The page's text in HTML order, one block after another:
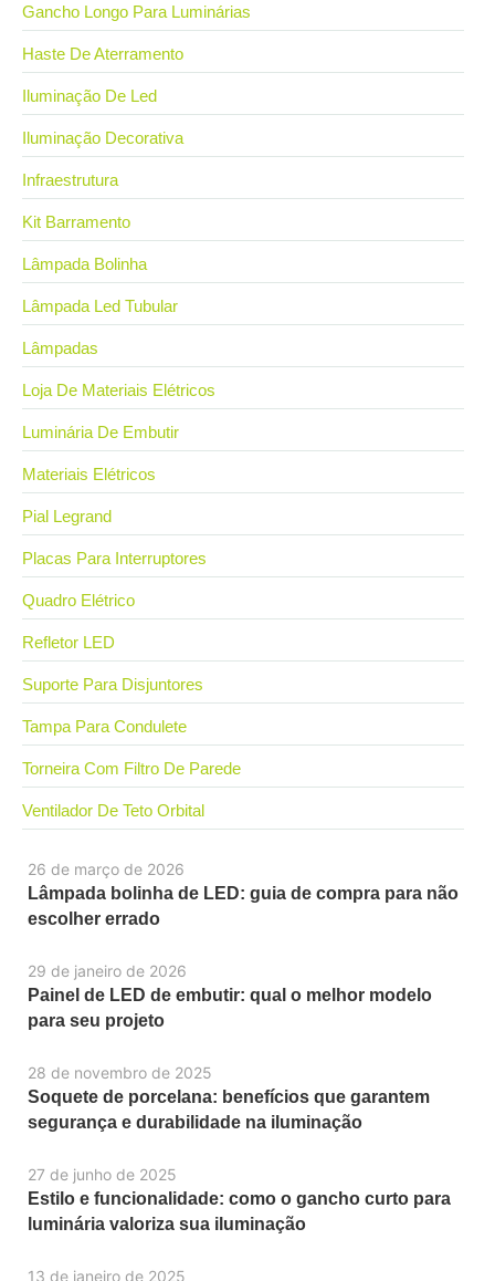
26 de março de 2026
Lâmpada bolinha de LED: guia de compra para não
escolher errado
29 de janeiro de 2026
Painel de LED de embutir: qual o melhor modelo
para seu projeto
28 de novembro de 2025
Soquete de porcelana: benefícios que garantem
segurança e durabilidade na iluminação
27 de junho de 2025
Estilo e funcionalidade: como o gancho curto para
luminária valoriza sua iluminação
13 de janeiro de 2025
Gancho Longo Para Luminárias
Haste De Aterramento
Iluminação De Led
Iluminação Decorativa
Infraestrutura
Kit Barramento
Lâmpada Bolinha
Lâmpada Led Tubular
Lâmpadas
Loja De Materiais Elétricos
Luminária De Embutir
Materiais Elétricos
Pial Legrand
Placas Para Interruptores
Quadro Elétrico
Refletor LED
Suporte Para Disjuntores
Tampa Para Condulete
Torneira Com Filtro De Parede
Ventilador De Teto Orbital